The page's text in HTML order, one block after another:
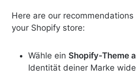
Here are our
your Shopify store:
Wähle ein Shopify-Theme
Identität deiner Marke